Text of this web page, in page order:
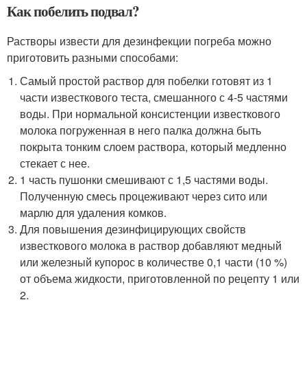
Как побелить подвал?
Растворы извести для дезинфекции погреба можно
приготовить разными способами:
Самый простой раствор для побелки готовят из 1
части известкового теста, смешанного с 4-5 частями
воды. При нормальной консистенции известкового
молока погруженная в него палка должна быть
покрыта тонким слоем раствора, который медленно
стекает с нее.
1 часть пушонки смешивают с 1,5 частями воды.
Полученную смесь процеживают через сито или
марлю для удаления комков.
Для повышения дезинфицирующих свойств
известкового молока в раствор добавляют медный
или железный купорос в количестве 0,1 части (10 %)
от объема жидкости, приготовленной по рецепту 1 или
2.